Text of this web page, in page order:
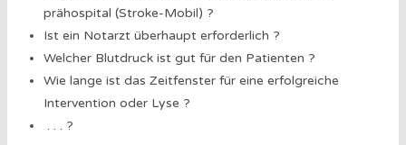
prähospital (Stroke-Mobil) ?
Ist ein Notarzt überhaupt erforderlich ?
Welcher Blutdruck ist gut für den Patienten ?
Wie lange ist das Zeitfenster für eine erfolgreiche
Intervention oder Lyse ?
. . . ?